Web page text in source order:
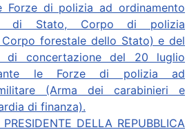
Forze di polizia ad ordinamento
di Stato, Corpo di polizia
Corpo forestale dello Stato) e del
di concertazione del 20 luglio
le Forze di polizia ad
(Arma dei carabinieri e
di finanza).
DELLA REPUBBLICA